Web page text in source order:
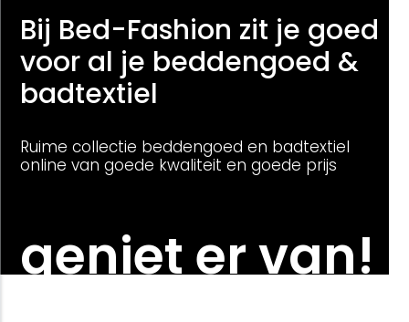
Bij Bed-Fashion zit je goed
voor al je beddengoed &
badtextiel
Ruime collectie beddengoed en badtextiel
online van goede kwaliteit en goede prijs
geniet er van!